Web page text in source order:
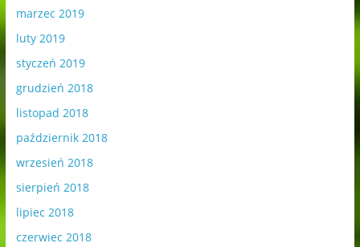
marzec 2019
luty 2019
styczeń 2019
grudzień 2018
listopad 2018
październik 2018
wrzesień 2018
sierpień 2018
lipiec 2018
czerwiec 2018